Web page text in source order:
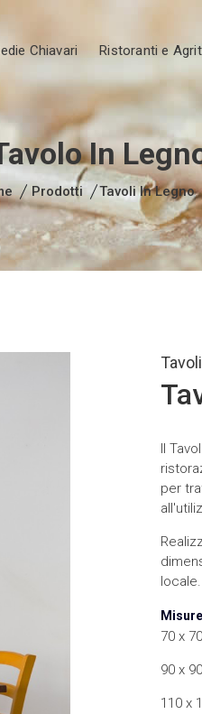
Chiavari Ristoranti e
In
Prodotti Tavoli In Legno
Tavoli
Il
per
locale.
Misure
70 x
90 x
110 x